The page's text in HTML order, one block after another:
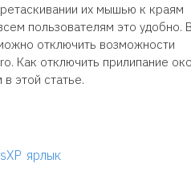
их мышью к краям
пользователям это удобно. В
отключить возможности
Как отключить прилипание
этой статье.
ярлык